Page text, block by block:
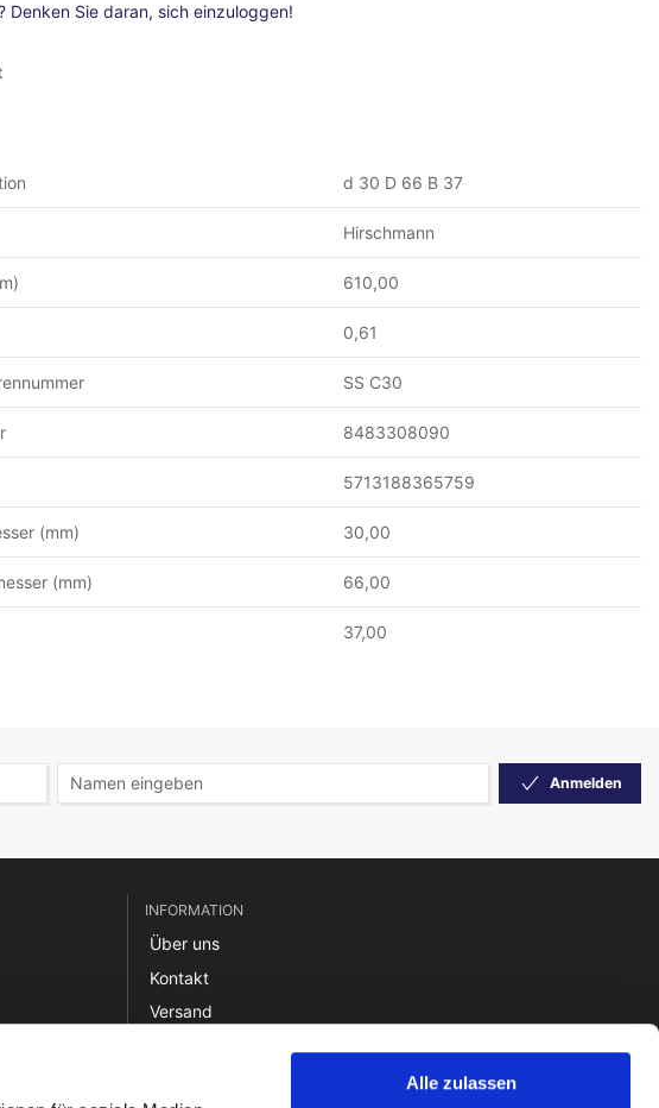
Alle zulassen
Denken Sie daran, sich einzuloggen!
d 30 D 66 B 37
Hirschmann
610,00
0,61
SS C30
8483308090
5713188365759
(mm) 30,00
(mm) 66,00
37,00
Anmelden
INFORMATION
Über uns
Kontakt
Versand